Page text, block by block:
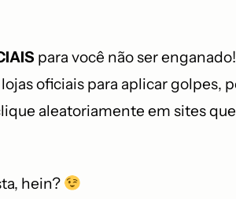
para você não ser
oficiais para aplicar golpes,
aleatoriamente em sites
hein?